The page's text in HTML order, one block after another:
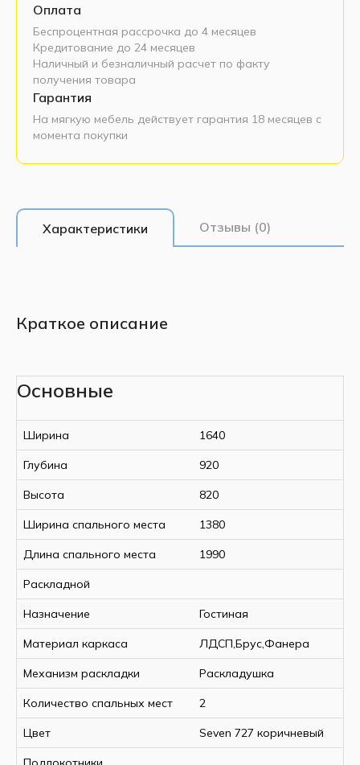
Оплата
Беспроцентная рассрочка до 4 месяцев
Кредитование до 24 месяцев
Наличный и безналичный расчет по факту
получения товара
Гарантия
На мягкую мебель действует гарантия 18 месяцев с
момента покупки
Характеристики Отзывы (0)
Краткое описание
Основные
Ширина 1640
Глубина 920
Высота 820
Ширина спального места 1380
Длина спального места 1990
Раскладной
Назначение Гостиная
Материал каркаса ЛДСП,Брус,Фанера
Механизм раскладки Раскладушка
Количество спальных мест 2
Цвет Seven 727 коричневый